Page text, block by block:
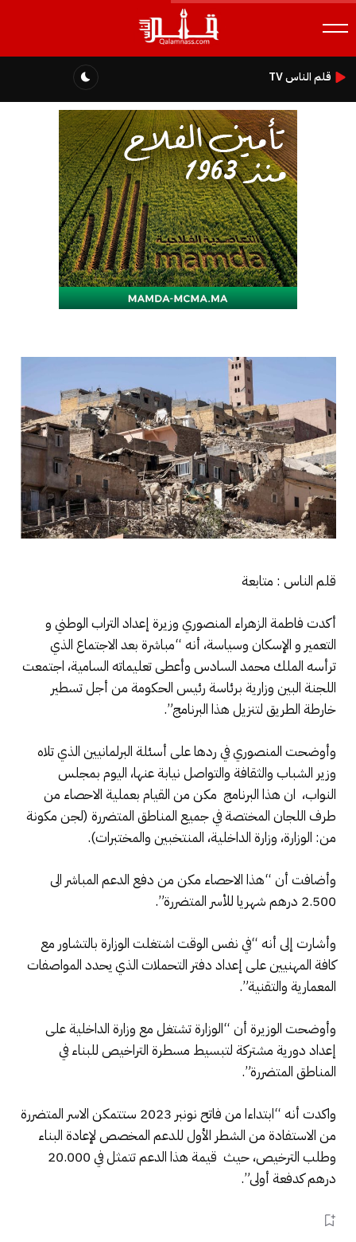
قلم الناس TV
قلم الناس : متابعة
أكدت فاطمة الزهراء المنصوري وزيرة إعداد التراب الوطني و
التعمير و الإسكان وسياسة، أنه “مباشرة بعد الاجتماع الذي
ترأسه الملك محمد السادس وأعطى تعليماته السامية، اجتمعت
اللجنة البين وزارية برئاسة رئيس الحكومة من أجل تسطير
خارطة الطريق لتنزيل هذا البرنامج”.
وأوضحت المنصوري في ردها على أسئلة البرلمانيين الذي تلاه
وزير الشباب والثقافة والتواصل نيابة عنها، اليوم بمجلس
النواب، ان هذا البرنامج مكن من القيام بعملية الاحصاء من
طرف اللجان المختصة في جميع المناطق المتضررة (لجن مكونة
من: الوزارة، وزارة الداخلية، المنتخبين والمختبرات).
وأضافت أن “هذا الاحصاء مكن من دفع الدعم المباشر الى
2.500 درهم شهريا للأسر المتضررة”.
وأشارت إلى أنه “في نفس الوقت اشتغلت الوزارة بالتشاور مع
كافة المهنيين على إعداد دفتر التحملات الذي يحدد المواصفات
المعمارية والتقنية”.
وأوضحت الوزيرة أن “الوزارة تشتغل مع وزارة الداخلية على
إعداد دورية مشتركة لتبسيط مسطرة التراخيص للبناء في
المناطق المتضررة”.
واكدت أنه “ابتداءا من فاتح نونبر 2023 ستتمكن الاسر المتضررة
من الاستفادة من الشطر الأول للدعم المخصص لإعادة البناء
وطلب الترخيص، حيث قيمة هذا الدعم تتمثل في 20.000
درهم كدفعة أولى”.